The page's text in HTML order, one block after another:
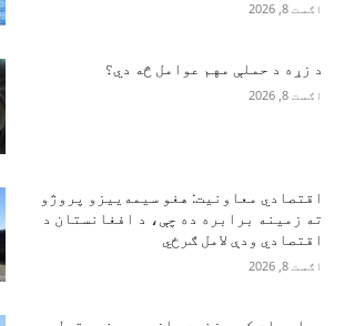
اګست 8, 2026
د زړه د حملې مهم عوامل څه دي؟
اګست 8, 2026
اقتصادي معاونیت: هغو سیمه‌ییزو پروژو
ته زمینه برابره ده چې، د افغانستان د
اقتصادي ودې لامل ګرځي
اګست 8, 2026